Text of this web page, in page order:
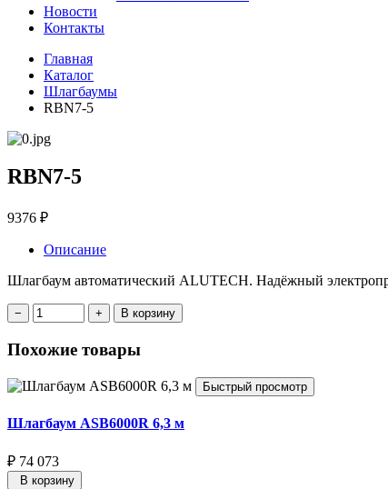
Новости
Контакты
Главная
Каталог
Шлагбаумы
RBN7-5
RBN7-5
9376 ₽
Описание
Шлагбаум автоматический ALUTECH. Надёжный
В корзину
Похожие товары
Быстрый просмотр
Шлагбаум ASB6000R 6,3 м
₽ 74 073
В корзину